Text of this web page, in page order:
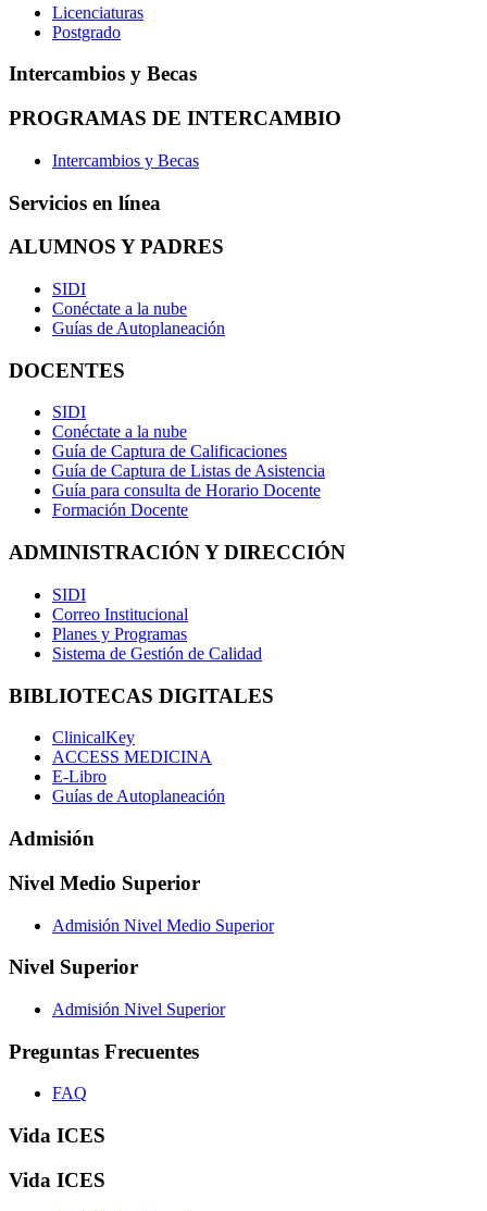
Licenciaturas
Postgrado
Intercambios y Becas
PROGRAMAS DE INTERCAMBIO
Intercambios y Becas
Servicios en línea
ALUMNOS Y PADRES
SIDI
Conéctate a la nube
Guías de Autoplaneación
DOCENTES
SIDI
Conéctate a la nube
Guía de Captura de Calificaciones
Guía de Captura de Listas de Asistencia
Guía para consulta de Horario Docente
Formación Docente
ADMINISTRACIÓN Y DIRECCIÓN
SIDI
Correo Institucional
Planes y Programas
Sistema de Gestión de Calidad
BIBLIOTECAS DIGITALES
ClinicalKey
ACCESS MEDICINA
E-Libro
Guías de Autoplaneación
Admisión
Nivel Medio Superior
Admisión Nivel Medio Superior
Nivel Superior
Admisión Nivel Superior
Preguntas Frecuentes
FAQ
Vida ICES
Vida ICES